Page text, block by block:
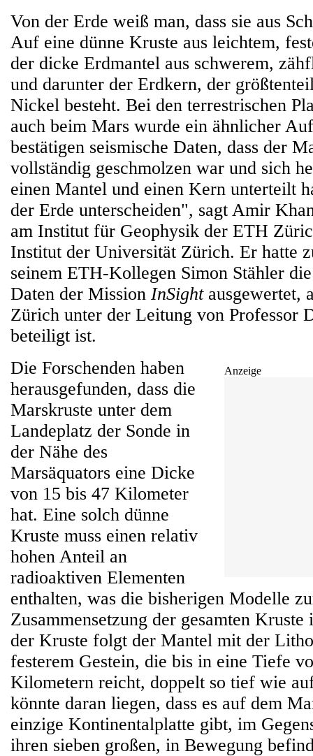
Von der Erde weiß man, dass sie aus
Auf eine dünne Kruste aus leichtem,
der dicke Erdmantel aus schwerem,
und darunter der Erdkern, der
Nickel besteht. Bei den terrestrischen
auch beim Mars wurde ein ähnlicher
bestätigen seismische Daten, dass der
vollständig geschmolzen war und sich
einen Mantel und einen Kern unterteilt
der Erde unterscheiden", sagt Amir
am Institut für Geophysik der ETH
Institut der Universität Zürich. Er hatte
seinem ETH-Kollegen Simon Stähler
Daten der Mission InSight ausgewertet,
Zürich unter der Leitung von Professor
beteiligt ist.
Anzeige
Die Forschenden haben
herausgefunden, dass die
Marskruste unter dem
Landeplatz der Sonde in
der Nähe des
Marsäquators eine Dicke
von 15 bis 47 Kilometer
hat. Eine solch dünne
Kruste muss einen relativ
hohen Anteil an
radioaktiven Elementen
enthalten, was die bisherigen Modelle
Zusammensetzung der gesamten
der Kruste folgt der Mantel mit der
festerem Gestein, die bis in eine Tiefe
Kilometern reicht, doppelt so tief wie
könnte daran liegen, dass es auf dem
einzige Kontinentalplatte gibt, im
ihren sieben großen, in Bewegung